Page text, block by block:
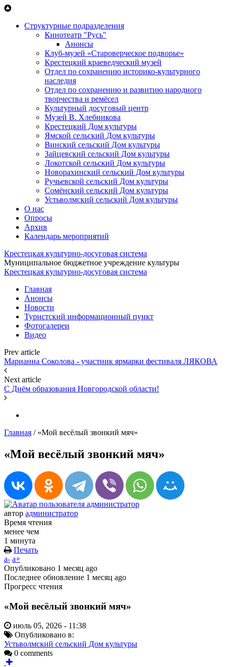
Перейти к основному содержанию
Структурные подразделения
Кинотеатр "Русь"
Анонсы
Клуб-музей «Староверческое подворье»
Крестецкий краеведческий музей
Отдел по сохранению историко-культурного
наследия
Отдел по сохранению и развитию народного
творчества и ремёсел
Культурный досуговый центр
Музей В. Хлебникова
Крестецкий Дом культуры
Ямской сельский Дом культуры
Винский сельский Дом культуры
Зайцевский сельский Дом культуры
Локотской сельский Дом культуры
Новорахинский сельский Дом культуры
Ручьевской сельский Дом культуры
Сомёнский сельский Дом культуры
Устьволмский сельский Дом культуры
О нас
Опросы
Архив
Календарь мероприятий
Крестецкая культурно-досуговая система
Муниципальное бюджетное учреждение культуры
Крестецкая культурно-досуговая система
Главная
Анонсы
Новости
Туристский информационный пункт
Фотогалереи
Видео
Prev article
Марианна Соколова - участник ярмарки фестиваля ЛЯКОВА
Next article
С Днём образования Новгородской области!
Главная / «Мой весёлый звонкий мяч»
«Мой весёлый звонкий мяч»
автор администратор
Время чтения
менее чем
1 минута
Печать
a- a+
Опубликовано 1 месяц ago
Последнее обновление 1 месяц ago
Прогресс чтения
«Мой весёлый звонкий мяч»
июль 05, 2026 - 11:38
Опубликовано в:
Устьволмский сельский Дом культуры
0 comments